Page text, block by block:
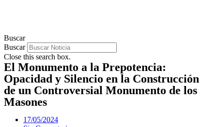
Buscar
Buscar
Close this search box.
El Monumento a la Prepotencia:
Opacidad y Silencio en la Construcción
de un Controversial Monumento de los
Masones
17/05/2024